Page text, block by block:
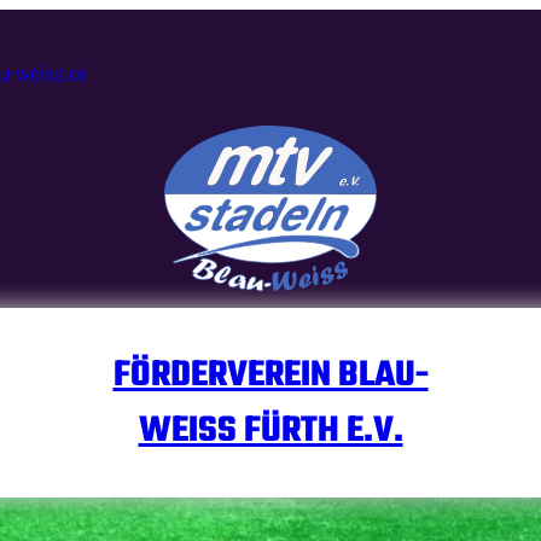
weiss.de
FÖRDERVEREIN BLAU-
WEISS FÜRTH E.V.